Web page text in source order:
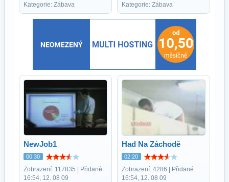
Kategorie: Zábava
Kategorie: Zábava
NewJob1
00:30
Zobrazení: 117835 | Přidané:
16:54, 12. 08 09
Had Na Záchodě
02:20
Zobrazení: 4286 | Přidané:
16:54, 12. 08 09